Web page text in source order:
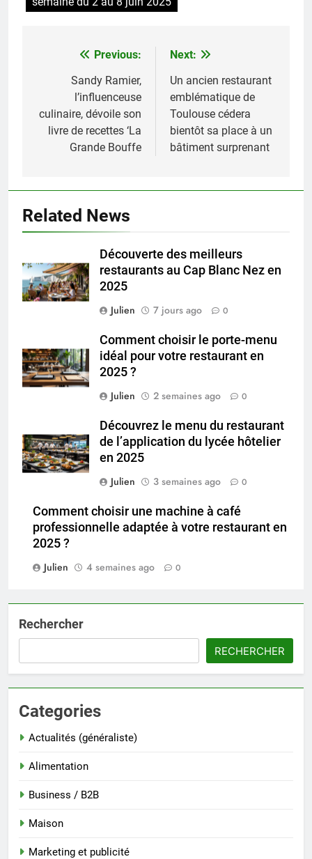
Navigation
l’article
Previous:
Sandy Ramier,
l’influenceuse
culinaire, dévoile son
livre de recettes ‘La
Grande Bouffe
Next:
Un ancien restaurant
emblématique de
Toulouse cédera
bientôt sa place à un
bâtiment surprenant
Related News
Découverte des meilleurs
restaurants au Cap Blanc Nez en
2025
Julien
7 jours ago 0
Comment choisir le porte-menu
idéal pour votre restaurant en
2025 ?
Julien
2 semaines ago 0
Découvrez le menu du restaurant
de l’application du lycée hôtelier
en 2025
Julien
3 semaines ago 0
Comment choisir une machine à café
professionnelle adaptée à votre restaurant en
2025 ?
Julien
4 semaines ago 0
Rechercher
RECHERCHER
Categories
Actualités (généraliste)
Alimentation
Business / B2B
Maison
Marketing et publicité